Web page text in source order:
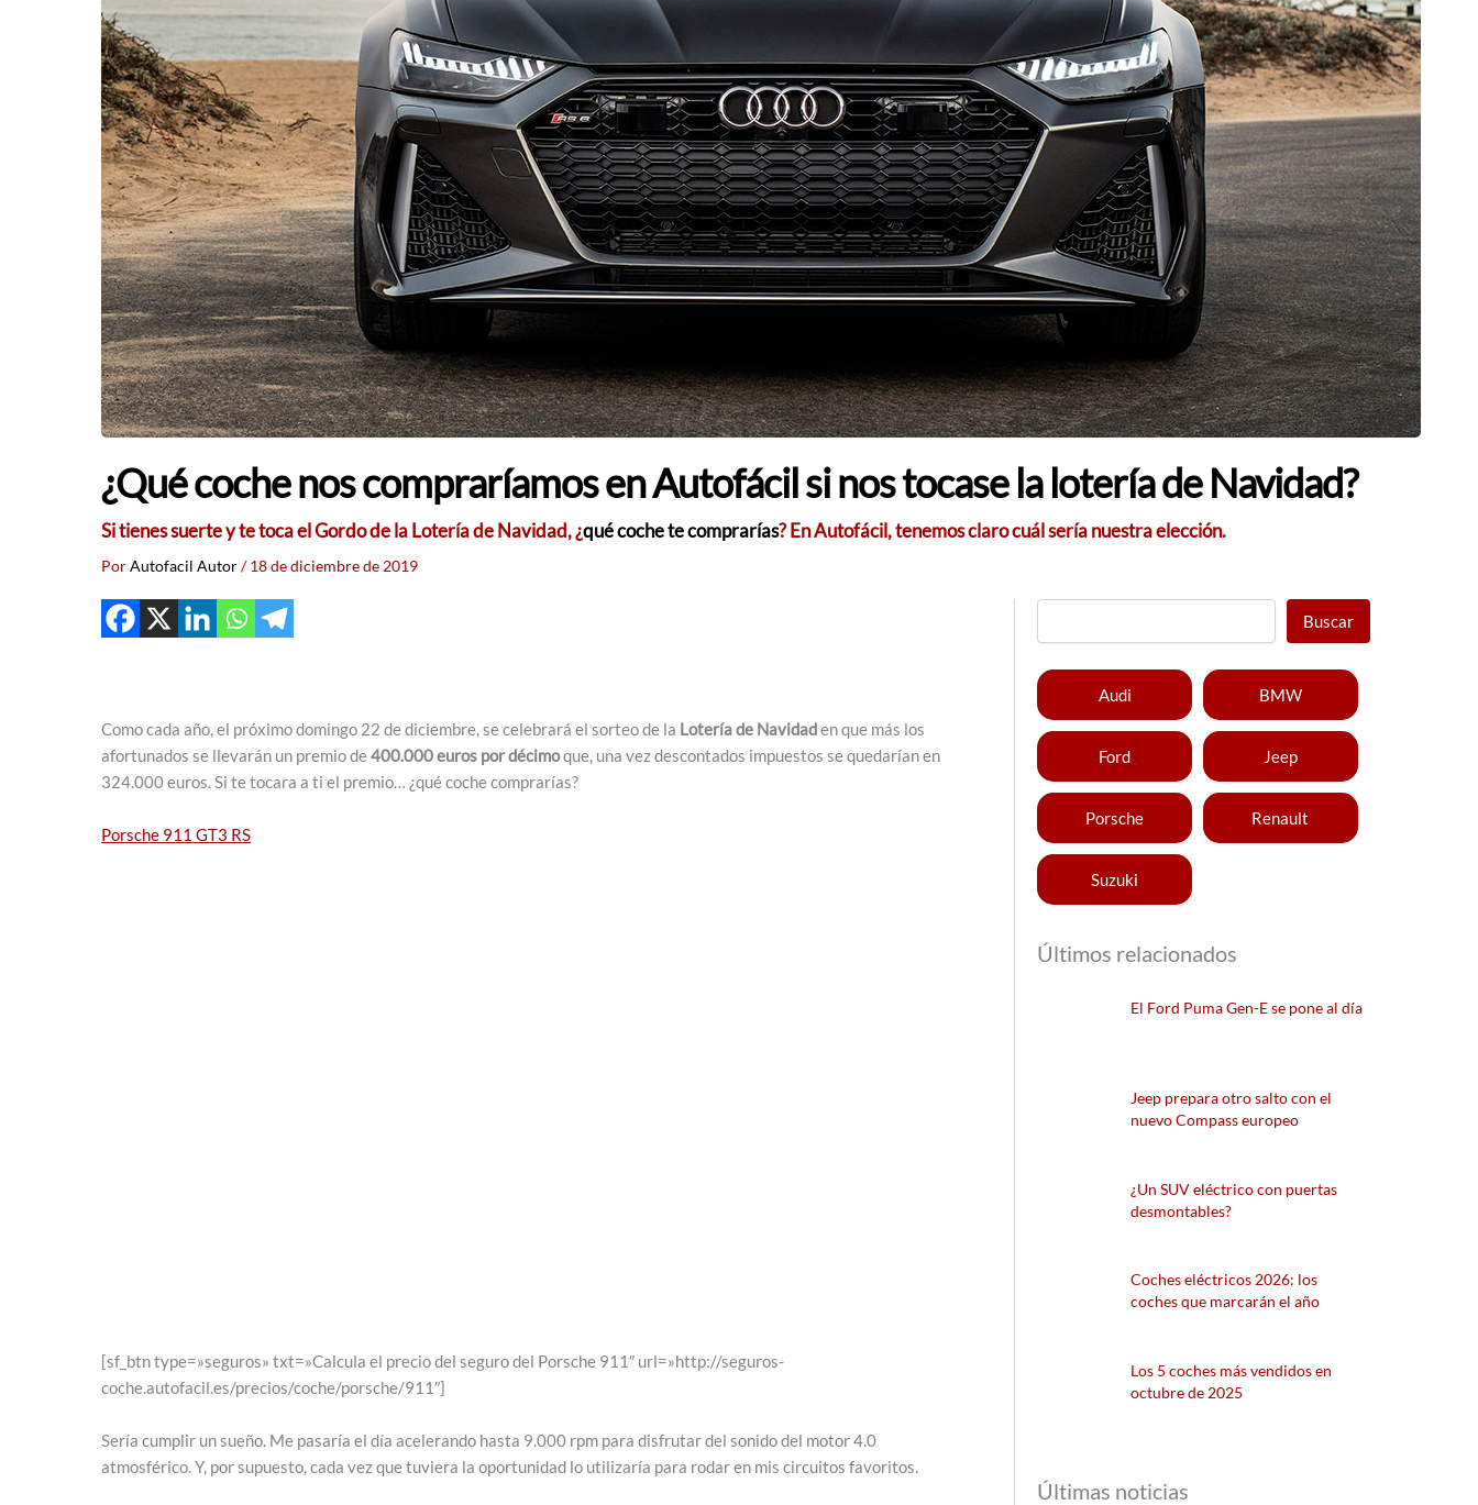
¿Qué coche nos compraríamos en Autofácil si nos tocase la lotería de Navidad?
Si tienes suerte y te toca el Gordo de la Lotería de Navidad, ¿qué coche te comprarías? En Autofácil, tenemos claro cuál sería nuestra elección.
PorAutofacil Autor/18 de diciembre de 2019
Como cada año, el próximo domingo 22 de diciembre, se celebrará el sorteo de la Lotería de Navidaden que más los
afortunados se llevarán un premio de400.000 euros por décimoque, una vez descontados impuestos se quedarían en
324.000 euros. Si te tocara a ti el premio… ¿qué coche comprarías?
Porsche 911 GT3 RS
[sf_btn type=»seguros» txt=»Calcula el precio del seguro del Porsche 911″ url=»http://seguros-
coche.autofacil.es/precios/coche/porsche/911″]
Sería cumplir un sueño. Me pasaría el día acelerando hasta 9.000 rpm para disfrutar del sonido del motor 4.0
atmosférico. Y, por supuesto, cada vez que tuviera la oportunidad lo utilizaría para rodar en mis circuitos favoritos.
Buscar
Audi BMW
Ford Jeep
Porsche Renault
Suzuki
Últimos relacionados
El Ford Puma Gen-E se pone al día
Jeep prepara otro salto con el
nuevo Compass europeo
¿Un SUV eléctrico con puertas
desmontables?
Coches eléctricos 2026: los
coches que marcarán el año
Los 5 coches más vendidos en
octubre de 2025
Últimas noticias